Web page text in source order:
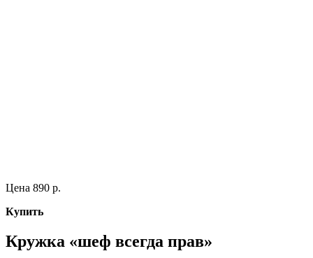
Цена 890 р.
Купить
Кружка «шеф всегда прав»